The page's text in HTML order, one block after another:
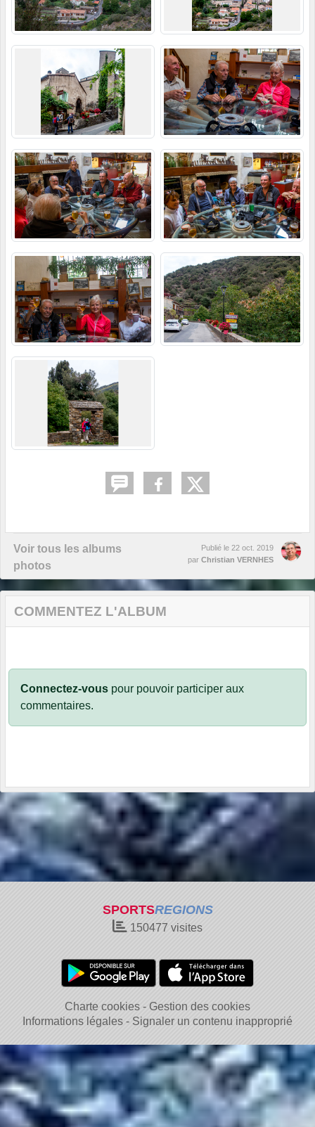
Voir tous les albums
photos
Publié le 22 oct. 2019
par Christian VERNHES
COMMENTEZ L'ALBUM
Connectez-vous pour pouvoir participer aux
commentaires.
SPORTSREGIONS
150477 visites
Charte cookies
Gestion des cookies
Informations légales
Signaler un contenu inapproprié